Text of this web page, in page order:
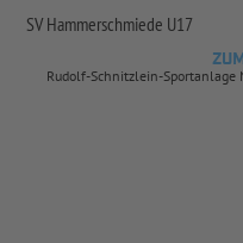
SV Hammerschmiede U17
Rudolf-Schnitzlein-Sportanlage